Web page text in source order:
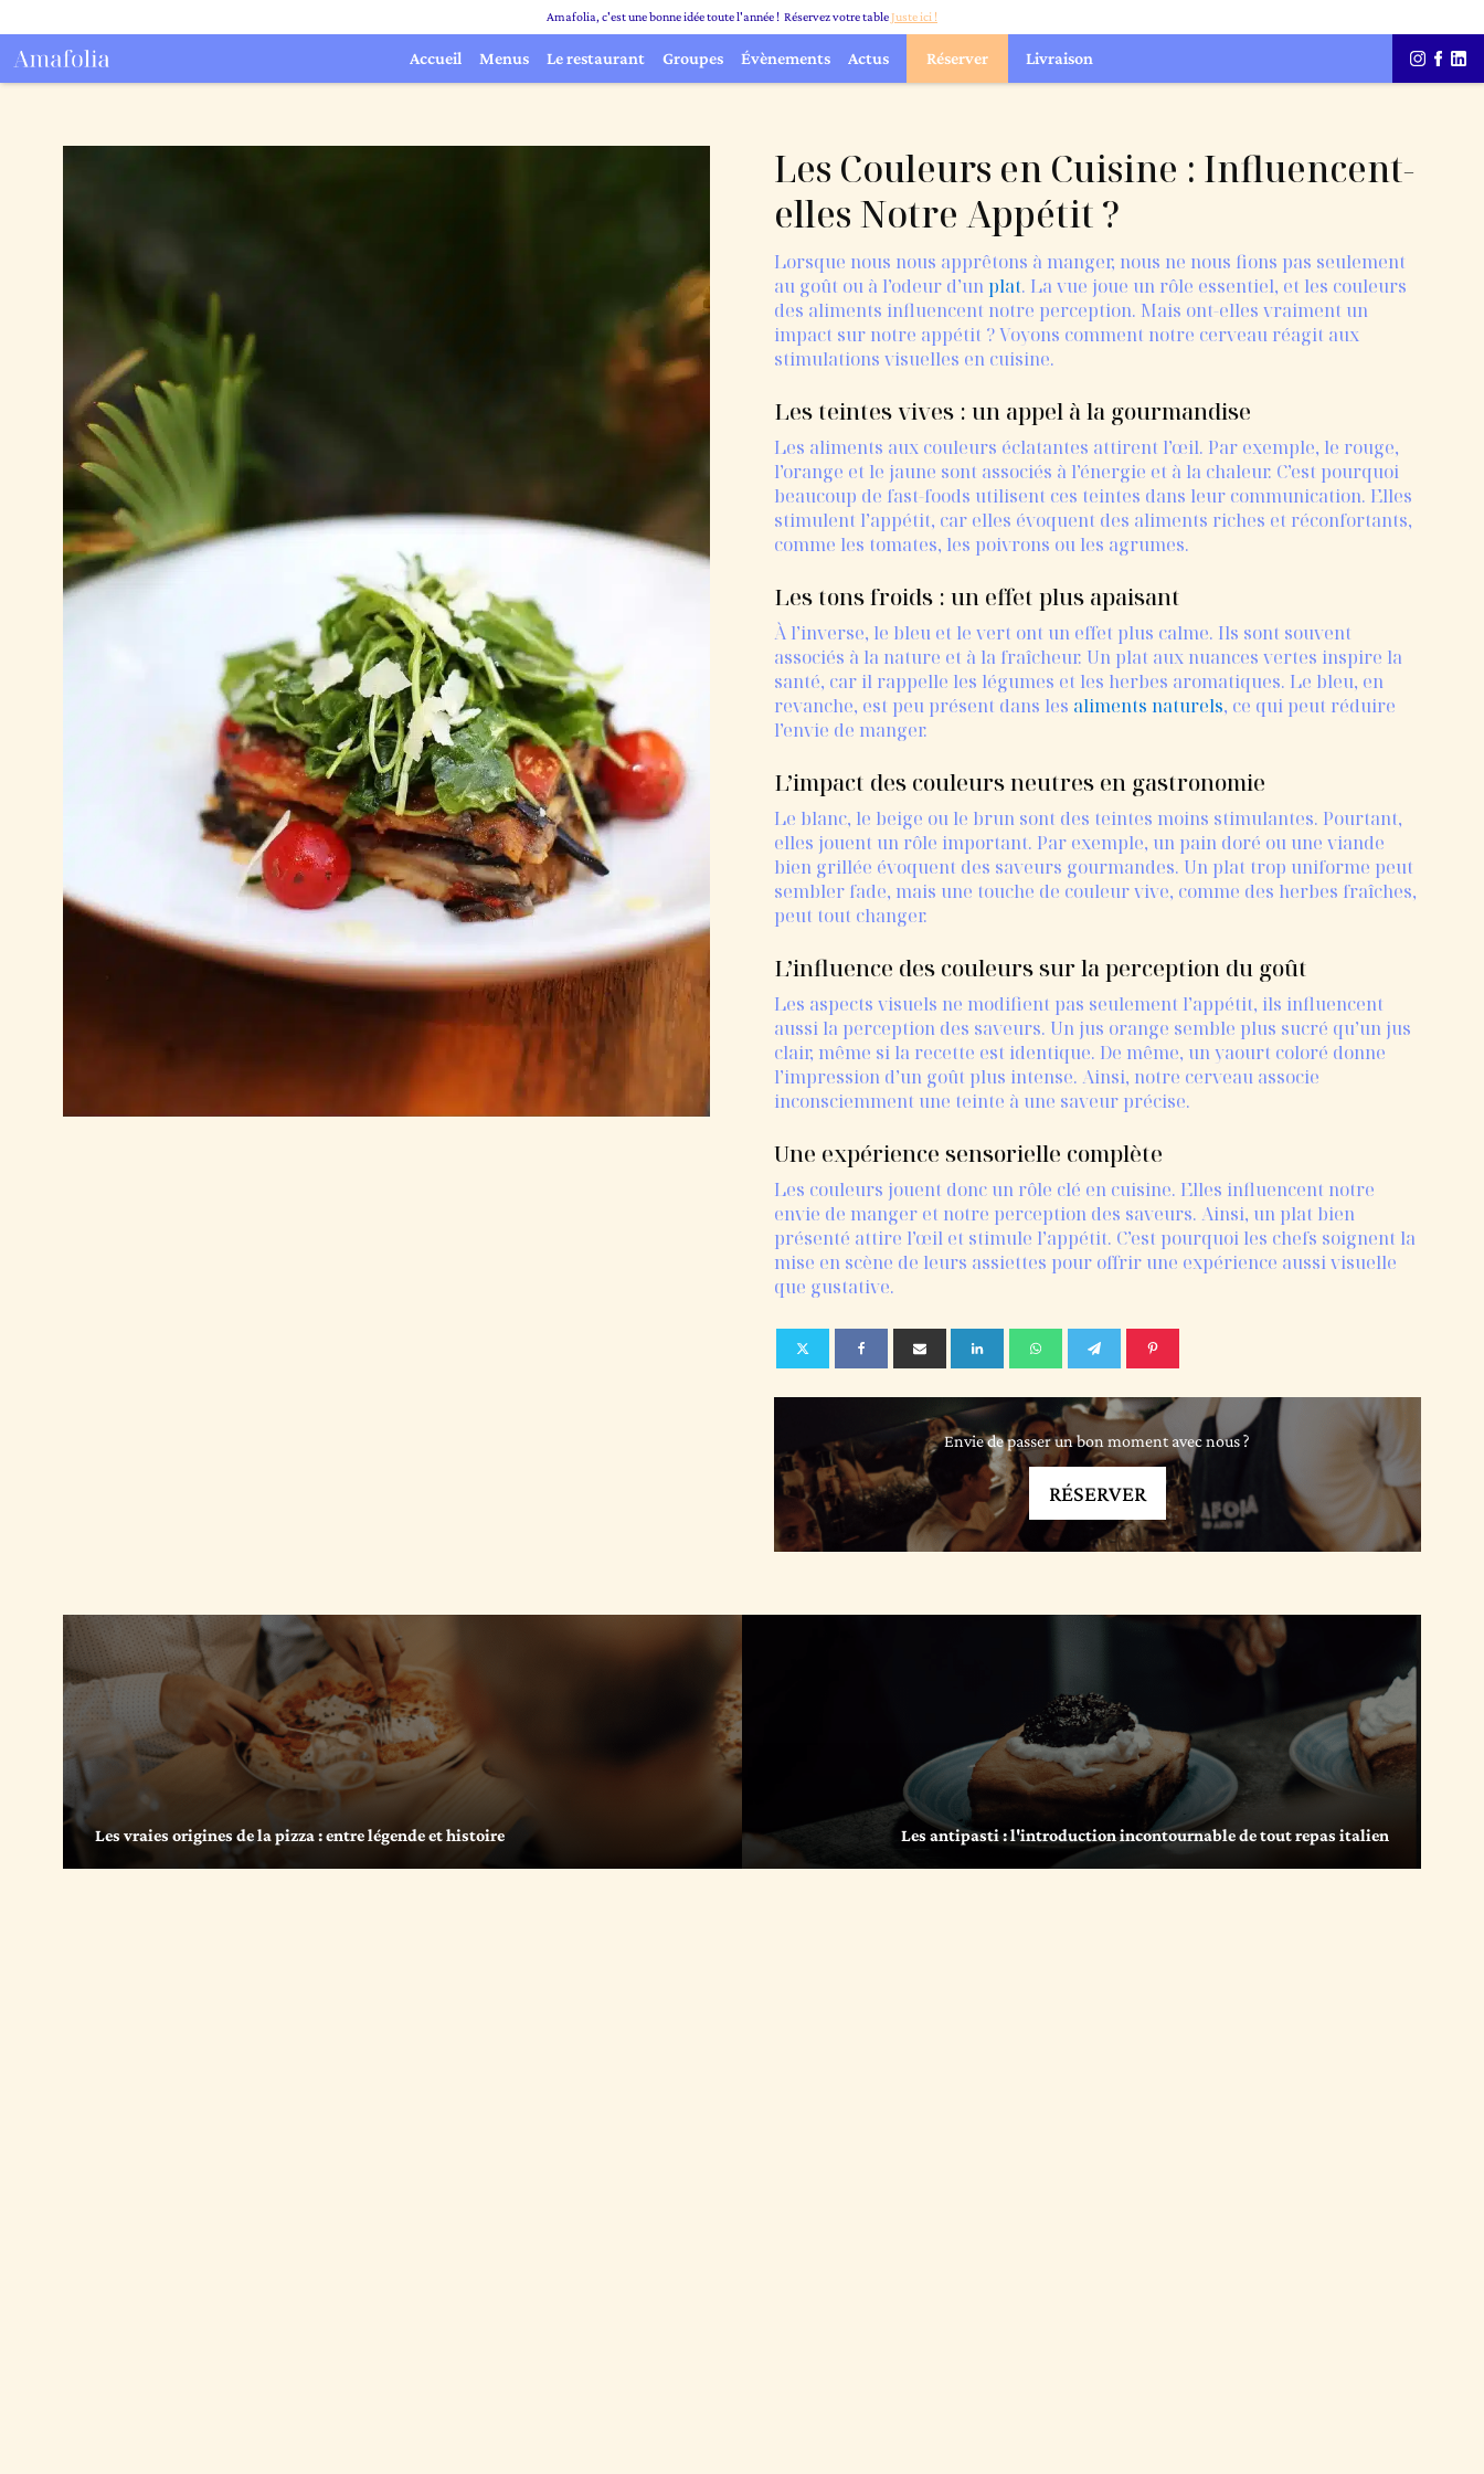
Amafolia, c'est une bonne idée toute l'année ! Réservez votre tableJuste ici !
Accueil Menus Le restaurant Groupes Évènements Actus Réserver Livraison
Les Couleurs en Cuisine : Influencent-
elles Notre Appétit ?
Lorsque nous nous apprêtons à manger, nous ne nous fions pas seulement
au goût ou à l’odeur d’unplat. La vue joue un rôle essentiel, et les couleurs
des aliments influencent notre perception. Mais ont-elles vraiment un
impact sur notre appétit ? Voyons comment notre cerveau réagit aux
stimulations visuelles en cuisine.
Les teintes vives : un appel à la gourmandise
Les aliments aux couleurs éclatantes attirent l’œil. Par exemple, le rouge,
l’orange et le jaune sont associés à l’énergie et à la chaleur. C’est pourquoi
beaucoup de fast-foods utilisent ces teintes dans leur communication. Elles
stimulent l’appétit, car elles évoquent des aliments riches et réconfortants,
comme les tomates, les poivrons ou les agrumes.
Les tons froids : un effet plus apaisant
À l’inverse, le bleu et le vert ont un effet plus calme. Ils sont souvent
associés à la nature et à la fraîcheur. Un plat aux nuances vertes inspire la
santé, car il rappelle les légumes et les herbes aromatiques. Le bleu, en
revanche, est peu présent dans les aliments naturels, ce qui peut réduire
l’envie de manger.
L’impact des couleurs neutres en gastronomie
Le blanc, le beige ou le brun sont des teintes moins stimulantes. Pourtant,
elles jouent un rôle important. Par exemple, un pain doré ou une viande
bien grillée évoquent des saveurs gourmandes. Un plat trop uniforme peut
sembler fade, mais une touche de couleur vive, comme des herbes fraîches,
peut tout changer.
L’influence des couleurs sur la perception du goût
Les aspects visuels ne modifient pas seulement l’appétit, ils influencent
aussi la perception des saveurs. Un jus orange semble plus sucré qu’un jus
clair, même si la recette est identique. De même, un yaourt coloré donne
l’impression d’un goût plus intense. Ainsi, notre cerveau associe
inconsciemment une teinte à une saveur précise.
Une expérience sensorielle complète
Les couleurs jouent donc un rôle clé en cuisine. Elles influencent notre
envie de manger et notre perception des saveurs. Ainsi, un plat bien
présenté attire l’œil et stimule l’appétit. C’est pourquoi les chefs soignent la
mise en scène de leurs assiettes pour offrir une expérience aussi visuelle
que gustative.
Envie de passer un bon moment avec nous ?
RÉSERVER
Les vraies origines de la pizza : entre légende et histoire Les antipasti : l'introduction incontournable de tout repas italien